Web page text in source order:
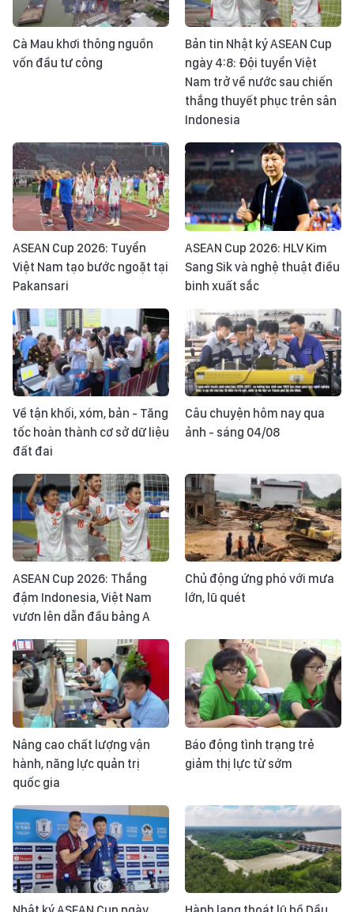
Cà Mau khơi thông nguồn
vốn đầu tư công
Bản tin Nhật ký ASEAN Cup
ngày 4:8: Đội tuyển Việt
Nam trở về nước sau chiến
thắng thuyết phục trên sân
Indonesia
ASEAN Cup 2026: Tuyển
Việt Nam tạo bước ngoặt tại
Pakansari
ASEAN Cup 2026: HLV Kim
Sang Sik và nghệ thuật điều
binh xuất sắc
Về tận khối, xóm, bản - Tăng
tốc hoàn thành cơ sở dữ liệu
đất đai
Câu chuyện hôm nay qua
ảnh - sáng 04/08
ASEAN Cup 2026: Thắng
đậm Indonesia, Việt Nam
vươn lên dẫn đầu bảng A
Chủ động ứng phó với mưa
lớn, lũ quét
Nâng cao chất lượng vận
hành, năng lực quản trị
quốc gia
Báo động tình trạng trẻ
giảm thị lực từ sớm